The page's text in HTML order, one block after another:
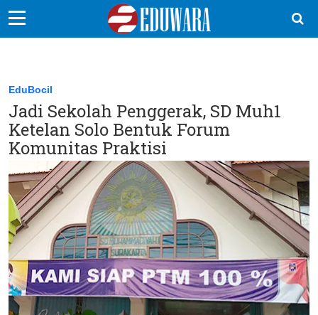
Sekolah Kita
Vokasi
Kampus
Sains
EduDana
Ikuti Kami di:
EduBocil
Jadi Sekolah Penggerak, SD Muh1
Ketelan Solo Bentuk Forum
Komunitas Praktisi